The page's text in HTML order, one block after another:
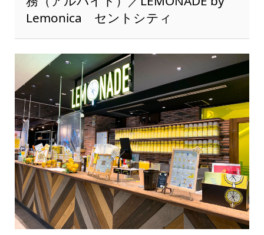
Lemonica セントシティ